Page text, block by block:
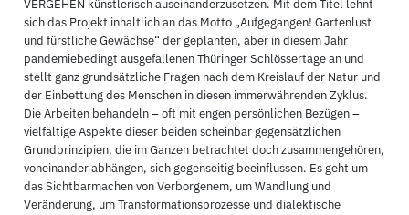
VERGEHEN künstlerisch auseinanderzusetzen. Mit dem Titel lehnt
sich das Projekt inhaltlich an das Motto „Aufgegangen! Gartenlust
und fürstliche Gewächse“ der geplanten, aber in diesem Jahr
pandemiebedingt ausgefallenen Thüringer Schlössertage an und
stellt ganz grundsätzliche Fragen nach dem Kreislauf der Natur und
der Einbettung des Menschen in diesen immerwährenden Zyklus.
Die Arbeiten behandeln – oft mit engen persönlichen Bezügen –
vielfältige Aspekte dieser beiden scheinbar gegensätzlichen
Grundprinzipien, die im Ganzen betrachtet doch zusammengehören,
voneinander abhängen, sich gegenseitig beeinflussen. Es geht um
das Sichtbarmachen von Verborgenem, um Wandlung und
Veränderung, um Transformationsprozesse und dialektische